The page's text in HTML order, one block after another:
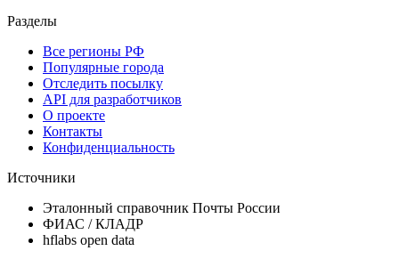
Разделы
Все регионы РФ
Популярные города
Отследить посылку
API для разработчиков
О проекте
Контакты
Конфиденциальность
Источники
Эталонный справочник Почты России
ФИАС / КЛАДР
hflabs open data